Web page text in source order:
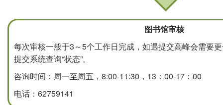
图书馆审核
每次审核一般于3～5个工作日完成，如遇提交高峰会需要
提交系统查询“状态”。
咨询时间：周一至周五，8:00-11:30，13：00-17：00
电话：62759141